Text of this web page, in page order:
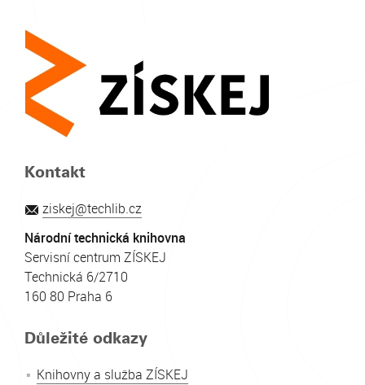
Kontakt
ziskej@techlib.cz
Národní technická knihovna
Servisní centrum ZÍSKEJ
Technická 6/2710
160 80 Praha 6
Důležité odkazy
Knihovny a služba ZÍSKEJ